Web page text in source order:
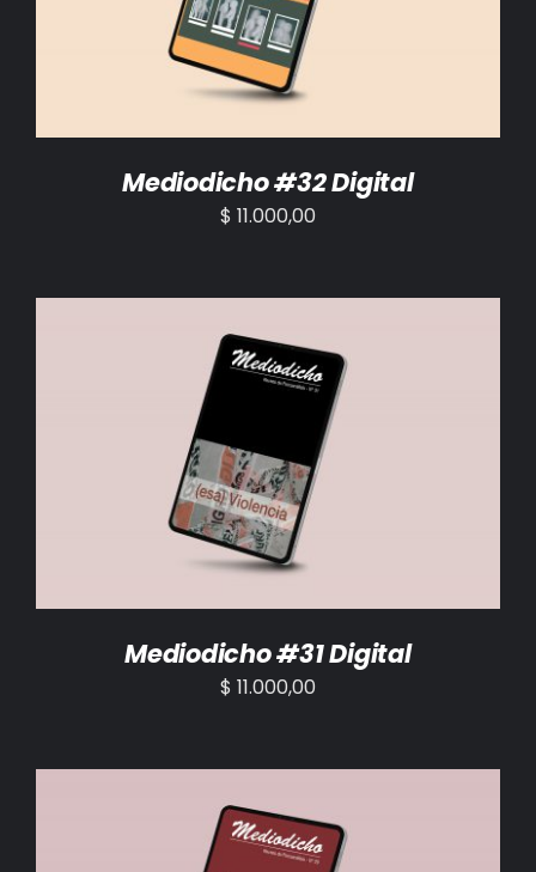
Mediodicho #32 Digital
$ 11.000,00
AÑADIR AL CARRITO /
Mediodicho #31 Digital
$ 11.000,00